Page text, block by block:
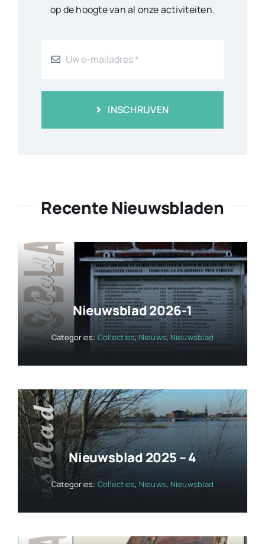
op de hoogte van al onze activiteiten.
INSCHRIJVEN
Recente Nieuwsbladen
Nieuwsblad 2026-1
Categories: Collecties, Nieuws, Nieuwsblad
Nieuwsblad 2025 – 4
Categories: Collecties, Nieuws, Nieuwsblad